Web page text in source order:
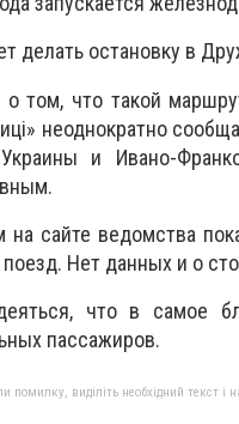
делать остановку в
о том, что такой
неоднократно
и Ивано-
сайте ведомства
Нет данных и о
что в самое
пассажиров.
помилку, виділіть необхідний текст і